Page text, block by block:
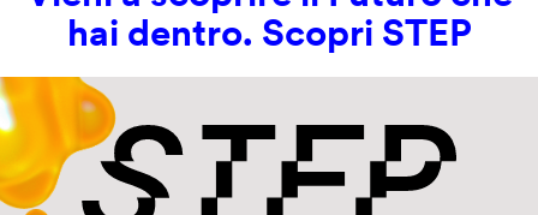
hai dentro. Scopri STEP